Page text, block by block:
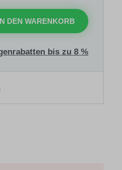
DEN WARENKORB
bis zu 8 %